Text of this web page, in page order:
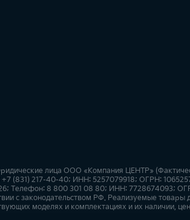
лица ООО «Компания ЦЕНТР»
(831) 217-40-40; ИНН: 5257079918; ОГРН:
Телефон: 8 800 301 08 80; ИНН: 7728674093;
с законодательством РФ. Реализуемые
моделях и комплектациях и их наличии,